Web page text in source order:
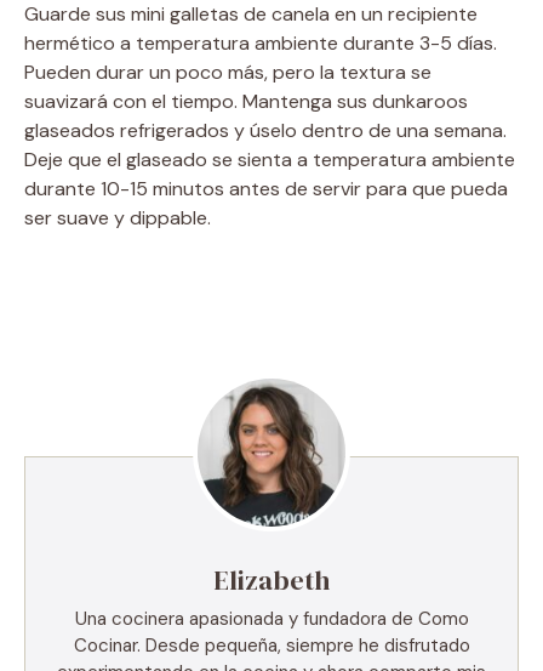
Guarde sus mini galletas de canela en un recipiente
hermético a temperatura ambiente durante 3-5 días.
Pueden durar un poco más, pero la textura se
suavizará con el tiempo. Mantenga sus dunkaroos
glaseados refrigerados y úselo dentro de una semana.
Deje que el glaseado se sienta a temperatura ambiente
durante 10-15 minutos antes de servir para que pueda
ser suave y dippable.
Elizabeth
Una cocinera apasionada y fundadora de Como
Cocinar. Desde pequeña, siempre he disfrutado